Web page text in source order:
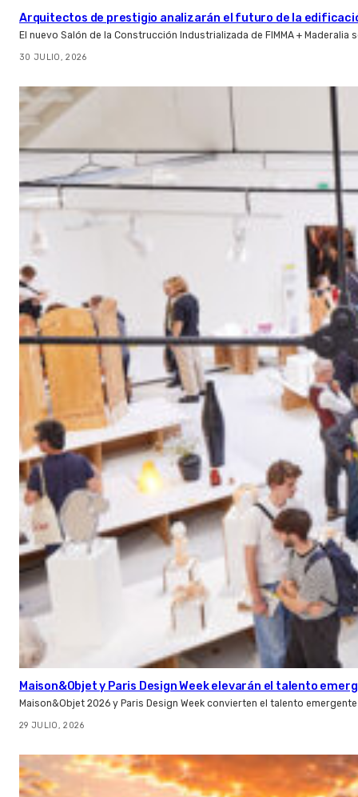
Arquitectos de prestigio analizarán el futuro de la
El nuevo Salón de la Construcción Industrializada de FIMMA +
30 JULIO, 2026
Maison&Objet y Paris Design Week elevarán el talento
Maison&Objet 2026 y Paris Design Week convierten el talento
29 JULIO, 2026